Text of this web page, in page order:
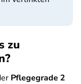
zu
Pflegegrade 2